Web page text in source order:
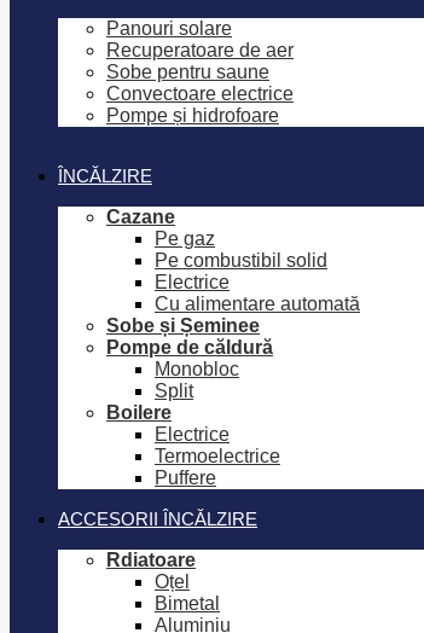
Panouri solare
Recuperatoare de aer
Sobe pentru saune
Convectoare electrice
Pompe și hidrofoare
ÎNCĂLZIRE
Cazane
Pe gaz
Pe combustibil solid
Electrice
Cu alimentare automată
Sobe și Șeminee
Pompe de căldură
Monobloc
Split
Boilere
Electrice
Termoelectrice
Puffere
ACCESORII ÎNCĂLZIRE
Rdiatoare
Oțel
Bimetal
Aluminiu